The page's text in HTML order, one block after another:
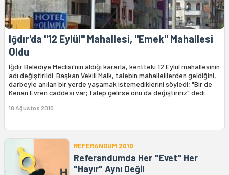
Iğdır'da "12 Eylül" Mahallesi, "Emek" Mahallesi
Oldu
Iğdır Belediye Meclisi'nin aldığı kararla, kentteki 12 Eylül mahallesinin
adı değiştirildi. Başkan Vekili Malk, talebin mahallelilerden geldiğini,
darbeyle anılan bir yerde yaşamak istemediklerini söyledi; "Bir de
Kenan Evren caddesi var; talep gelirse onu da değiştiririz" dedi.
18 Ağustos 2010
REFERANDUM 2010
Referandumda Her "Evet" Her
"Hayır" Aynı Değil